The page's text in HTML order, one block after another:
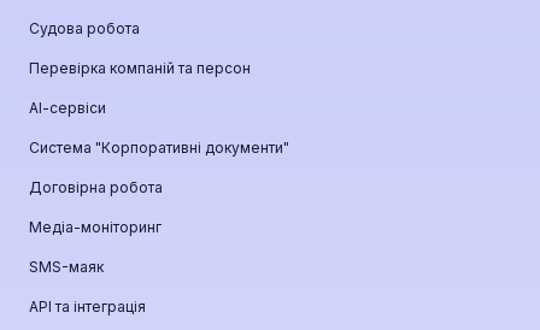
Судова робота
Перевірка компаній та персон
АІ-сервіси
Система "Корпоративні документи"
Договірна робота
Медіа-моніторинг
SMS-маяк
API та інтеграція